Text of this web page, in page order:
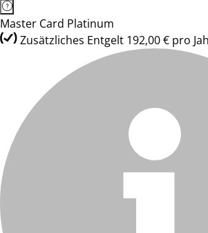
Master Card Platinum
Zusätzliches Entgelt 192,00 € pro